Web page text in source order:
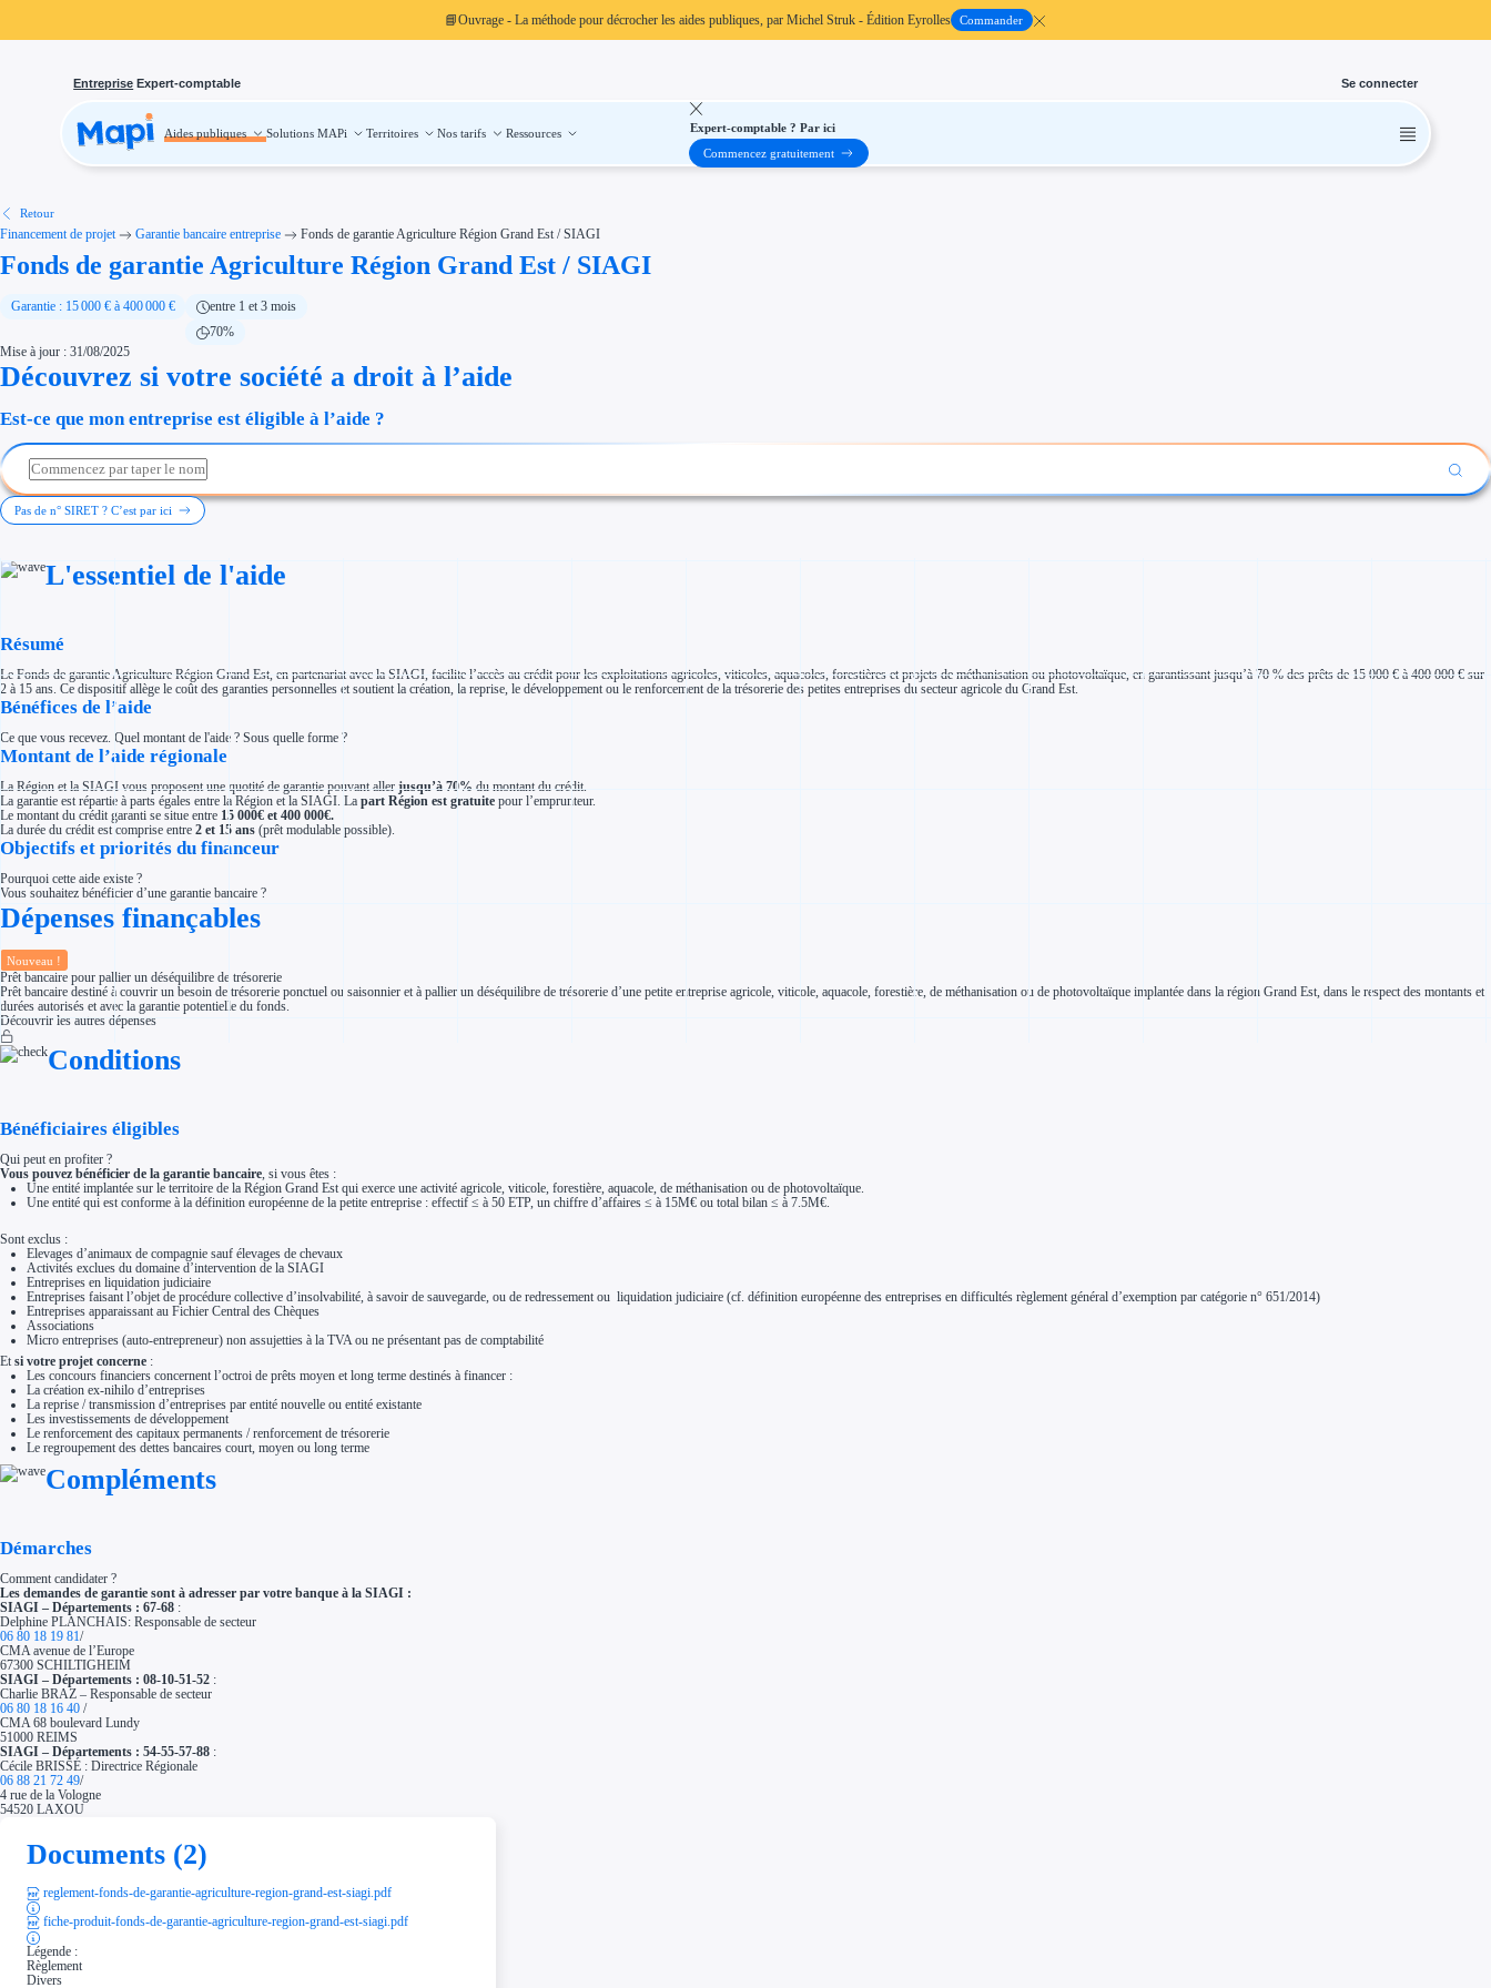
📘Ouvrage - La méthode pour décrocher les aides publiques, par Michel Struk - Édition Eyrolles Commander
Entreprise Expert-comptable Se connecter
Aides publiques Solutions MAPi Territoires Nos tarifs Ressources
Aides publiques
Investissement
Thématiques
Financement innovation
Transition écologique
Développement international
Économies d'énergie et d'eau
Étapes de vie
Cession d'entreprise
Entreprise en difficulté
Type de financements
Aides sans remboursement
Subventions
Investir dans une entreprise
Aides Urssaf
Prêts publics
Par financeur
Aides par organisme financeur
Tous les financeurs
Solutions MAPi
Trouvez des idées de dépenses éligibles
Quelles aides pour votre secteur ?
Ouvrage
Territoires
Régions de A à H
Aides Région Bretagne
Aides Région Centre-Val de Loire
Aides Région Corse
Régions de I à P
Aides Région Île-de-France
Aides Région Normandie
Couvertures
Aides Nationales
Aides Européennes
Accompagnement
Ressources
FAQ
Blog
Nos guides
Nos partenaires
Contactez-nous
Expert-comptable ? Par ici
Commencez gratuitement
Retour
Financement de projet Garantie bancaire entreprise Fonds de garantie Agriculture Région Grand Est / SIAGI
Fonds de garantie Agriculture Région Grand Est / SIAGI
Garantie : 15 000 € à 400 000 €
entre 1 et 3 mois
70%
Mise à jour : 31/08/2025
Découvrez si votre société a droit à l’aide
Est-ce que mon entreprise est éligible à l’aide ?
Pas de n° SIRET ? C’est par ici
L'essentiel de l'aide
Résumé
Le Fonds de garantie Agriculture Région Grand Est, en partenariat avec la SIAGI, facilite l’accès au crédit pour les exploitations agricoles, viticoles, aquacoles, forestières et projets de méthanisation ou photovoltaïque, en garantissant jusqu’à 70 % des prêts de 15 000 € à 400 000 € sur
2 à 15 ans. Ce dispositif allège le coût des garanties personnelles et soutient la création, la reprise, le développement ou le renforcement de la trésorerie des petites entreprises du secteur agricole du Grand Est.
Bénéfices de l’aide
Ce que vous recevez. Quel montant de l'aide ? Sous quelle forme ?
Montant de l’aide régionale
La Région et la SIAGI vous proposent une quotité de garantie pouvant aller jusqu’à 70% du montant du crédit.
La garantie est répartie à parts égales entre la Région et la SIAGI. La part Région est gratuite pour l’emprunteur.
Le montant du crédit garanti se situe entre 15 000€ et 400 000€.
La durée du crédit est comprise entre 2 et 15 ans (prêt modulable possible).
Objectifs et priorités du financeur
Pourquoi cette aide existe ?
Vous souhaitez bénéficier d’une garantie bancaire ?
Dépenses finançables
Nouveau !
Prêt bancaire pour pallier un déséquilibre de trésorerie
Prêt bancaire destiné à couvrir un besoin de trésorerie ponctuel ou saisonnier et à pallier un déséquilibre de trésorerie d’une petite entreprise agricole, viticole, aquacole, forestière, de méthanisation ou de photovoltaïque implantée dans la région Grand Est, dans le respect des montants et
durées autorisés et avec la garantie potentielle du fonds.
Découvrir les autres dépenses
Conditions
Bénéficiaires éligibles
Qui peut en profiter ?
Vous pouvez bénéficier de la garantie bancaire, si vous êtes :
Une entité implantée sur le territoire de la Région Grand Est qui exerce une activité agricole, viticole, forestière, aquacole, de méthanisation ou de photovoltaïque.
Une entité qui est conforme à la définition européenne de la petite entreprise : effectif ≤ à 50 ETP, un chiffre d’affaires ≤ à 15M€ ou total bilan ≤ à 7.5M€.
Sont exclus :
Elevages d’animaux de compagnie sauf élevages de chevaux
Activités exclues du domaine d’intervention de la SIAGI
Entreprises en liquidation judiciaire
Entreprises faisant l’objet de procédure collective d’insolvabilité, à savoir de sauvegarde, ou de redressement ou liquidation judiciaire (cf. définition européenne des entreprises en difficultés règlement général d’exemption par catégorie n° 651/2014)
Entreprises apparaissant au Fichier Central des Chèques
Associations
Micro entreprises (auto-entrepreneur) non assujetties à la TVA ou ne présentant pas de comptabilité
Et si votre projet concerne :
Les concours financiers concernent l’octroi de prêts moyen et long terme destinés à financer :
La création ex-nihilo d’entreprises
La reprise / transmission d’entreprises par entité nouvelle ou entité existante
Les investissements de développement
Le renforcement des capitaux permanents / renforcement de trésorerie
Le regroupement des dettes bancaires court, moyen ou long terme
Compléments
Démarches
Comment candidater ?
Les demandes de garantie sont à adresser par votre banque à la SIAGI :
SIAGI – Départements : 67-68 :
Delphine PLANCHAIS: Responsable de secteur
06 80 18 19 81/
CMA avenue de l’Europe
67300 SCHILTIGHEIM
SIAGI – Départements : 08-10-51-52 :
Charlie BRAZ – Responsable de secteur
06 80 18 16 40 /
CMA 68 boulevard Lundy
51000 REIMS
SIAGI – Départements : 54-55-57-88 :
Cécile BRISSÉ : Directrice Régionale
06 88 21 72 49/
4 rue de la Vologne
54520 LAXOU
Documents (2)
reglement-fonds-de-garantie-agriculture-region-grand-est-siagi.pdf
fiche-produit-fonds-de-garantie-agriculture-region-grand-est-siagi.pdf
Légende :
Règlement
Divers